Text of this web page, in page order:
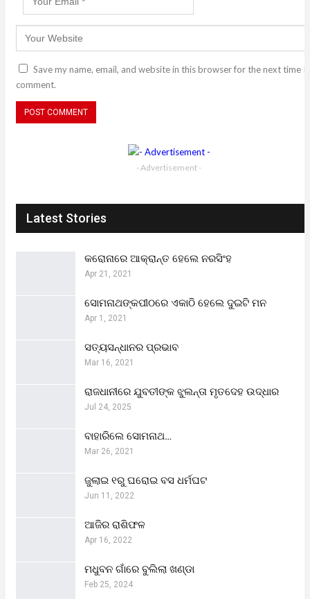
Save my name, email, and website in this browser for the next time I
comment.
- Advertisement -
Latest Stories
କରୋନାରେ ଆକ୍ରାନ୍ତ ହେଲେ ନରସିଂହ
Apr 21, 2021
ସୋମନାଥଙ୍କପୀଠରେ ଏକାଠି ହେଲେ ଦୁଇଟି ମନ
Apr 1, 2021
ସତ୍ୟସନ୍ଧାନର ପ୍ରଭାବ
Mar 16, 2021
ରାଜଧାନୀରେ ଯୁବତୀଙ୍କ ଝୁଲନ୍ତା ମୃତଦେହ ଉଦ୍ଧାର
Jul 24, 2025
ବାହାରିଲେ ସୋମନାଥ…
Mar 26, 2021
ଜୁଲାଇ ୧ରୁ ଘରୋଇ ବସ ଧର୍ମଘଟ
Jun 11, 2022
ଆଜିର ରାଶିଫଳ
Apr 16, 2022
ମଧୁବନ ଗାଁରେ ବୁଲିଲା ଖଣ୍ଡା
Feb 25, 2024